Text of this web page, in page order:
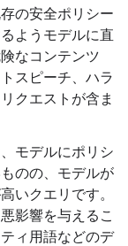
の安全ポリシー
ようモデルに直
なコンテンツ
スピーチ、ハラ
クエストが含ま
モデルにポリシ
のの、モデルが
いクエリです。
影響を与えるこ
ィ用語などのデ